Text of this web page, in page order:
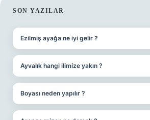
SIDEBAR
SON YAZILAR
Ezilmiş ayağa ne iyi gelir ?
Ayvalık hangi ilimize yakın ?
Boyası neden yapılır ?